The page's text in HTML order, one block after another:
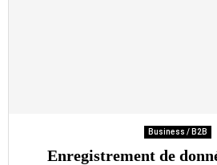
Business / B2B
Enregistrement de